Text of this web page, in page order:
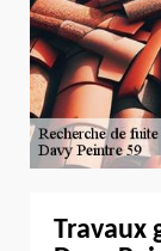
Travaux